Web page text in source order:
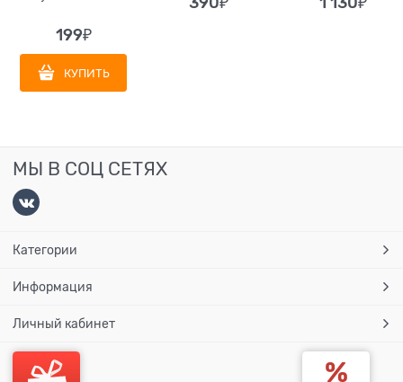
199₽
КУПИТЬ
МЫ В СОЦ СЕТЯХ
Категории
Информация
Личный кабинет